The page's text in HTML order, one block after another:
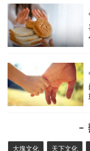
大塊文化 天下文化